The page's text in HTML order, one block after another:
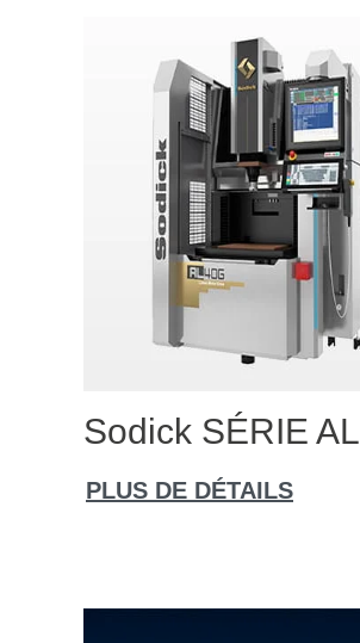
Sodick SÉRIE AL
PLUS DE DÉTAILS